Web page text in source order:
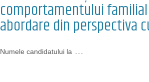
comportamentului familial
abordare din perspectiva
Numele candidatului la …